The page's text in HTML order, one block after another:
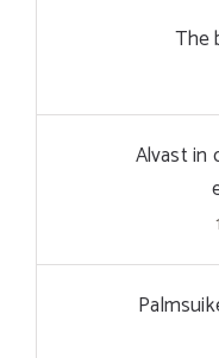
The
Alvast in